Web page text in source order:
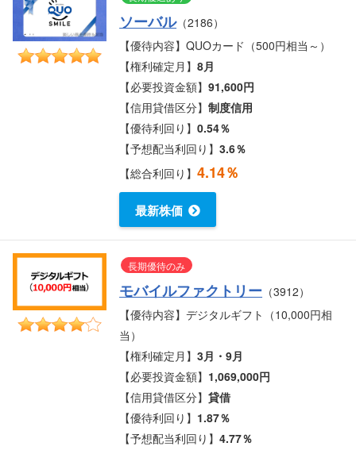
ソーバル（2186）
【優待内容】QUOカード（500円相当～）
【権利確定月】8月
【必要投資金額】91,600円
【信用貸借区分】制度信用
【優待利回り】0.54％
【予想配当利回り】3.6％
【総合利回り】4.14％
最新株価
長期優待のみ
モバイルファクトリー （3912）
【優待内容】デジタルギフト（10,000円相
当）
【権利確定月】3月・9月
【必要投資金額】 1,069,000円
【信用貸借区分】貸借
【優待利回り】 1.87％
【予想配当利回り】4.77％